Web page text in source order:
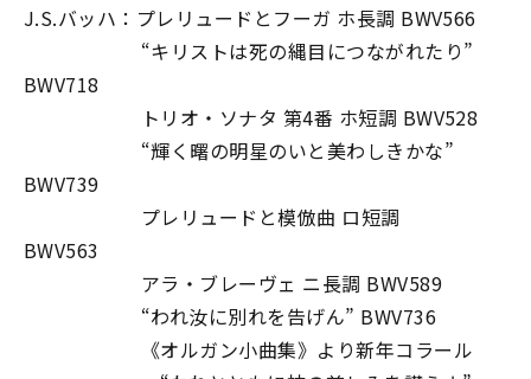
J.S.バッハ：プレリュードとフーガ ホ長調 BWV566
“キリストは死の縄目につながれたり”
BWV718
トリオ・ソナタ 第4番 ホ短調 BWV528
“輝く曙の明星のいと美わしきかな”
BWV739
プレリュードと模倣曲 ロ短調
BWV563
アラ・ブレーヴェ ニ長調 BWV589
“われ汝に別れを告げん” BWV736
《オルガン小曲集》より新年コラール